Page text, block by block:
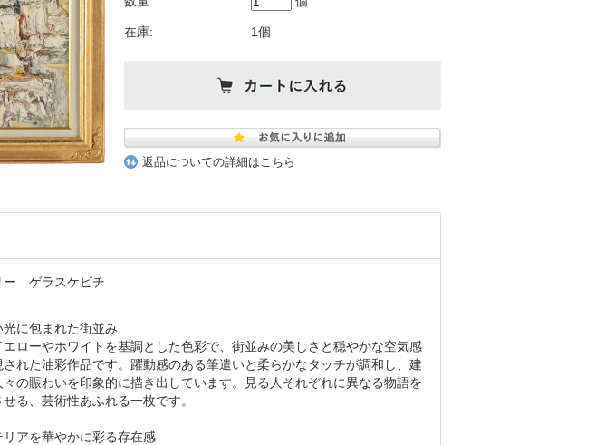
在庫: 1個
返品についての詳細はこちら
ー ゲラスケビチ
光に包まれた街並み
エローやホワイトを基調とした色彩で、街並みの美しさと穏やかな空気感
された油彩作品です。躍動感のある筆遣いと柔らかなタッチが調和し、建
々の賑わいを印象的に描き出しています。見る人それぞれに異なる物語を
る、芸術性あふれる一枚です。
リアを華やかに彩る存在感